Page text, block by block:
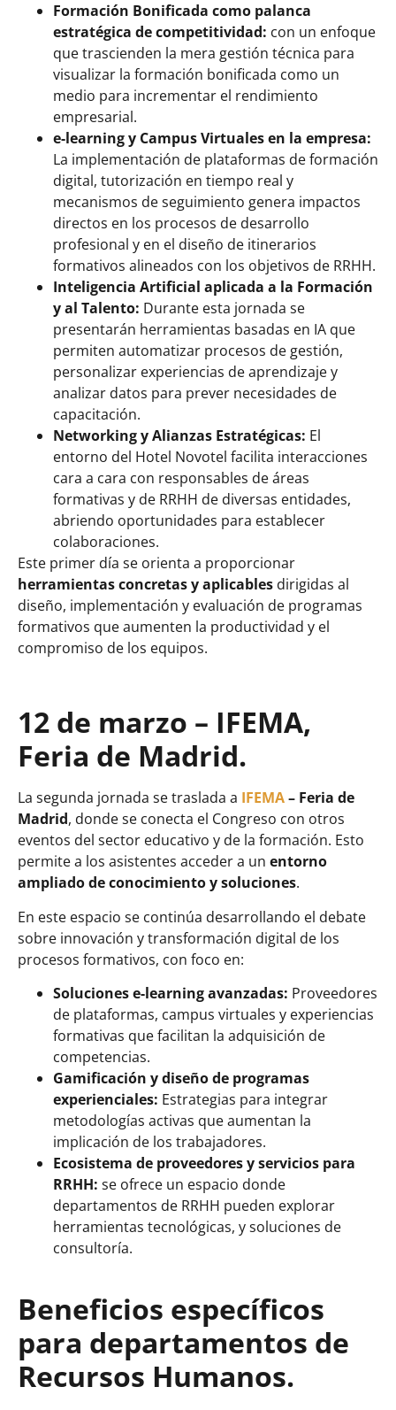
Formación Bonificada como palanca
estratégica de competitividad: con un enfoque
que trascienden la mera gestión técnica para
visualizar la formación bonificada como un
medio para incrementar el rendimiento
empresarial.
e-learning y Campus Virtuales en la empresa:
La implementación de plataformas de formación
digital, tutorización en tiempo real y
mecanismos de seguimiento genera impactos
directos en los procesos de desarrollo
profesional y en el diseño de itinerarios
formativos alineados con los objetivos de RRHH.
Inteligencia Artificial aplicada a la Formación
y al Talento: Durante esta jornada se
presentarán herramientas basadas en IA que
permiten automatizar procesos de gestión,
personalizar experiencias de aprendizaje y
analizar datos para prever necesidades de
capacitación.
Networking y Alianzas Estratégicas: El
entorno del Hotel Novotel facilita interacciones
cara a cara con responsables de áreas
formativas y de RRHH de diversas entidades,
abriendo oportunidades para establecer
colaboraciones.
Este primer día se orienta a proporcionar
herramientas concretas y aplicables dirigidas al
diseño, implementación y evaluación de programas
formativos que aumenten la productividad y el
compromiso de los equipos.
12 de marzo – IFEMA,
Feria de Madrid.
La segunda jornada se traslada a IFEMA– Feria de
Madrid, donde se conecta el Congreso con otros
eventos del sector educativo y de la formación. Esto
permite a los asistentes acceder a un entorno
ampliado de conocimiento y soluciones.
En este espacio se continúa desarrollando el debate
sobre innovación y transformación digital de los
procesos formativos, con foco en:
Soluciones e-learning avanzadas: Proveedores
de plataformas, campus virtuales y experiencias
formativas que facilitan la adquisición de
competencias.
Gamificación y diseño de programas
experienciales: Estrategias para integrar
metodologías activas que aumentan la
implicación de los trabajadores.
Ecosistema de proveedores y servicios para
RRHH: se ofrece un espacio donde
departamentos de RRHH pueden explorar
herramientas tecnológicas, y soluciones de
consultoría.
Beneficios específicos
para departamentos de
Recursos Humanos.